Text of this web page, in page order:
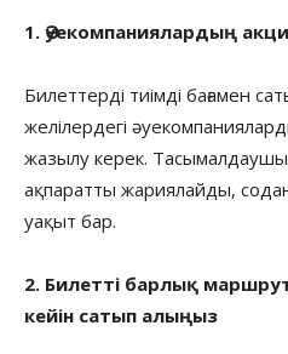
1. Әуекомпаниялардың
Билеттерді тиімді бағамен
желілердегі
жазылу керек.
ақпаратты жариялайды,
уақыт бар.
2. Билетті барлық
кейін сатып алыңыз